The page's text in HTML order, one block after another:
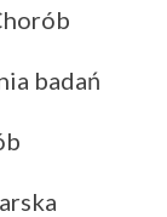
badań